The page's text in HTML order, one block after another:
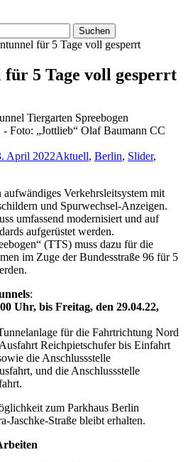
für 5 Tage voll gesperrt
5 Tage voll gesperrt
Tiergarten Spreebogen
Foto: „Jottlieb“ Olaf Baumann CC
April 2022Aktuell, Berlin, Slider,
Verkehrsleitsystem mit
und Spurwechsel-Anzeigen.
umfassend modernisiert und auf
aufgerüstet werden.
(TTS) muss dazu für die
im Zuge der Bundesstraße 96 für 5
:
Uhr, bis Freitag, den 29.04.22,
für die Fahrtrichtung Nord
Reichpietschufer bis Einfahrt
die Anschlussstelle
und die Anschlussstelle
zum Parkhaus Berlin
Jaschke-Straße bleibt erhalten.